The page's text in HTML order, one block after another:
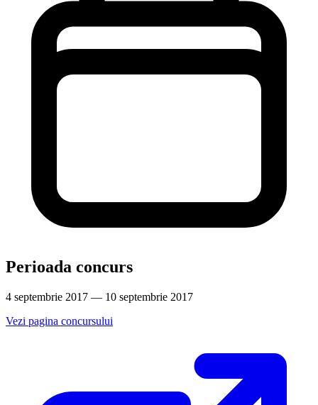
Perioada concurs
4 septembrie 2017 — 10 septembrie 2017
Vezi pagina concursului